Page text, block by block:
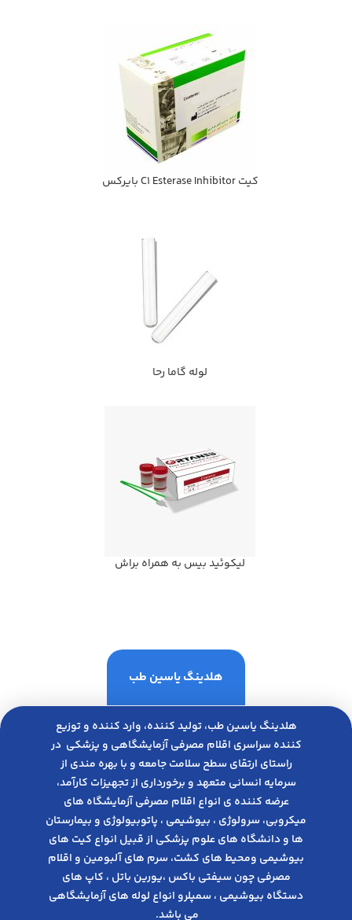
کیت C1 Esterase Inhibitor بايركس
لوله گاما رحا
لیکوئید بیس به همراه براش
هلدینگ یاسین طب
هلدینگ یاسین طب، تولید کننده، وارد کننده و توزیع
کننده سراسری اقلام مصرفی آزمایشگاهی و پزشکی در
راﺳﺘﺎی ارﺗﻘﺎی ﺳﻄﺢ ﺳﻼﻣﺖ ﺟﺎﻣﻌﻪ و ﺑﺎ ﺑﻬﺮه ﻣﻨﺪی از
ﺳﺮﻣﺎﯾﻪ انسانی متعهد و ﺑﺮﺧﻮرداری از ﺗﺠﻬﯿﺰات ﮐﺎرآﻣﺪ،
عرضه کننده ی انواع اﻗﻼم مصرفی آزﻣﺎﯾﺸﮕﺎه های
میکروبی، ﺳﺮوﻟﻮژی ، ﺑﯿﻮﺷﯿﻤﯽ ، پاتوبیولوژی و بیمارستان
ها و دانشگاه های علوم پزشکی از قبیل انواع کیت های
بیوشیمی ومحیط های کشت، سرم های آلبومین و اقلام
مصرفی چون سیفتی باکس ،یورین باتل ، کاپ های
دستگاه بیوشیمی ، سمپلرو انواع لوله های آزمایشگاهی
می باشد.